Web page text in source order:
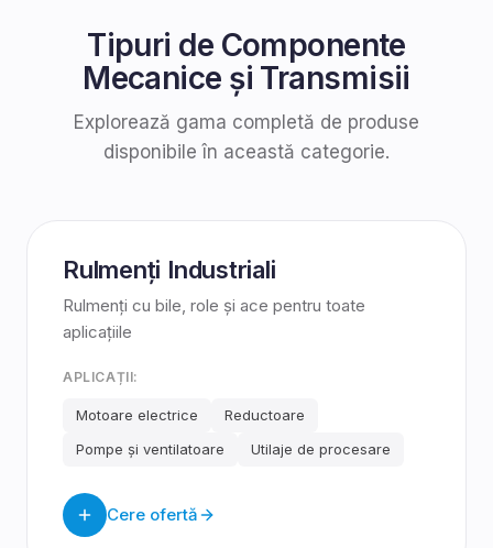
Tipuri de Componente
Mecanice și Transmisii
Explorează gama completă de produse
disponibile în această categorie.
Rulmenți Industriali
Rulmenți cu bile, role și ace pentru toate
aplicațiile
APLICAȚII:
Motoare electrice
Reductoare
Pompe și ventilatoare
Utilaje de procesare
Cere ofertă